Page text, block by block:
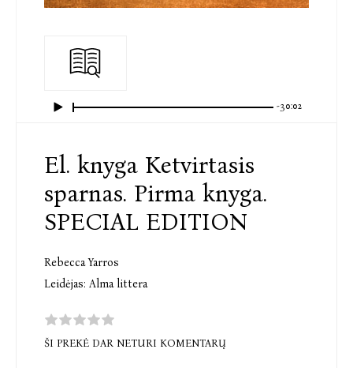
-30:02
El. knyga Ketvirtasis
sparnas. Pirma knyga.
SPECIAL EDITION
Rebecca Yarros
Leidėjas: Alma littera
ŠI PREKĖ DAR NETURI KOMENTARŲ